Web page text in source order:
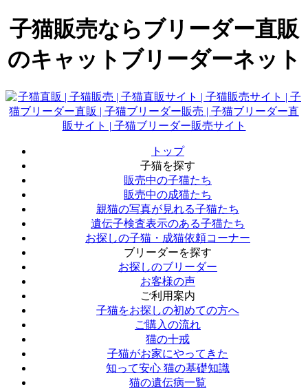
子猫販売ならブリーダー直販
のキャットブリーダーネット
トップ
子猫を探す
販売中の子猫たち
販売中の成猫たち
親猫の写真が見れる子猫たち
遺伝子検査表示のある子猫たち
お探しの子猫・成猫依頼コーナー
ブリーダーを探す
お探しのブリーダー
お客様の声
ご利用案内
子猫をお探しの初めての方へ
ご購入の流れ
猫の十戒
子猫がお家にやってきた
知って安心 猫の基礎知識
猫の遺伝病一覧